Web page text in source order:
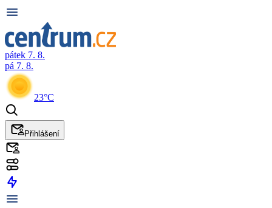
pátek 7. 8.
pá 7. 8.
23°C
Přihlášení